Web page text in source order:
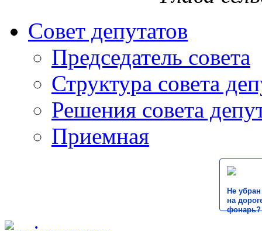
Совет депутатов
Председатель совета
Структура совета
Решения совета
Приемная
Не
на
фонарь?